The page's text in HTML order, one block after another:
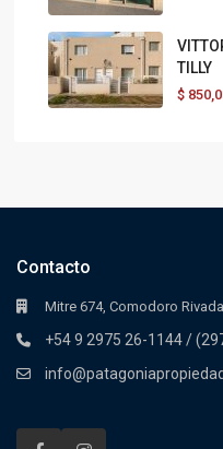
TILLY
$
Contacto
Mitre 674, Comodoro
+54 9 2975 26-1144 /